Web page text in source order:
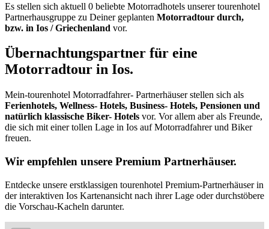
Es stellen sich aktuell 0 beliebte Motorradhotels unserer tourenhotel
Partnerhausgruppe zu Deiner geplanten Motorradtour durch,
bzw. in Ios / Griechenland vor.
Übernachtungspartner für eine
Motorradtour in Ios.
Mein-tourenhotel Motorradfahrer- Partnerhäuser stellen sich als
Ferienhotels, Wellness- Hotels, Business- Hotels, Pensionen und
natürlich klassische Biker- Hotels vor. Vor allem aber als Freunde,
die sich mit einer tollen Lage in Ios auf Motorradfahrer und Biker
freuen.
Wir empfehlen unsere Premium Partnerhäuser.
Entdecke unsere erstklassigen tourenhotel Premium-Partnerhäuser in
der interaktiven Ios Kartenansicht nach ihrer Lage oder durchstöbere
die Vorschau-Kacheln darunter.